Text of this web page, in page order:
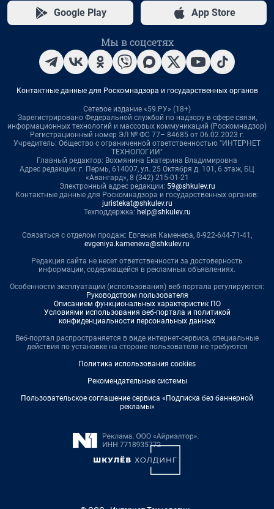
Google Play App Store
Мы в соцсетях
Контактные данные для Роскомнадзора и государственных органов
Сетевое издание «59.РУ» (18+)
Зарегистрировано Федеральной службой по надзору в сфере связи,
информационных технологий и массовых коммуникаций (Роскомнадзор)
Регистрационный номер ЭЛ № ФС 77– 84685 от 06.02.2023 г.
Учредитель: Общество с ограниченной ответственностью "ИНТЕРНЕТ
ТЕХНОЛОГИИ"
Главный редактор: Вохмянина Екатерина Владимировна
Адрес редакции: г. Пермь, 614007, ул. 25 Октября д. 101, 6 этаж, БЦ
«Авангард», 8 (342) 215-01-21
Электронный адрес редакции: 59@shkulev.ru
Контактные данные для Роскомнадзора и государственных органов:
juristekat@shkulev.ru
Техподдержка: help@shkulev.ru
Связаться с отделом продаж: Евгения Каменева, 8-922-644-71-41,
evgeniya.kameneva@shkulev.ru
Редакция сайта не несет ответственности за достоверность
информации, содержащейся в рекламных объявлениях.
Особенности эксплуатации (использования) веб-портала регулируются:
Руководством пользователя
Описанием функциональных характеристик ПО
Условиями использования веб-портала и политикой
конфиденциальности персональных данных
Веб-портал распространяется в виде интернет-сервиса, специальные
действия по установке на стороне пользователя не требуются
Политика использования cookies
Рекомендательные системы
Пользовательское соглашение сервиса «Подписка без баннерной
рекламы»